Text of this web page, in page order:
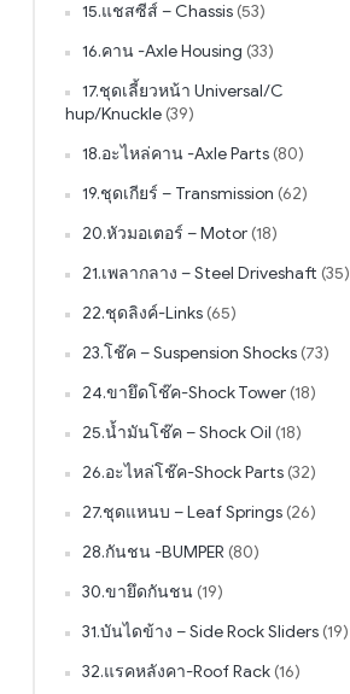
15.แชสซีส์ – Chassis (53)
16.คาน -Axle Housing (33)
17.ชุดเลี้ยวหน้า Universal/C
hup/Knuckle (39)
18.อะไหล่คาน -Axle Parts (80)
19.ชุดเกียร์ – Transmission (62)
20.หัวมอเตอร์ – Motor (18)
21.เพลากลาง – Steel Driveshaft (35)
22.ชุดลิงค์-Links (65)
23.โช๊ค – Suspension Shocks (73)
24.ขายึดโช๊ค-Shock Tower (18)
25.น้ำมันโช๊ค – Shock Oil (18)
26.อะไหล่โช๊ค-Shock Parts (32)
27.ชุดแหนบ – Leaf Springs (26)
28.กันชน -BUMPER (80)
30.ขายึดกันชน (19)
31.บันไดข้าง – Side Rock Sliders (19)
32.แรคหลังคา-Roof Rack (16)